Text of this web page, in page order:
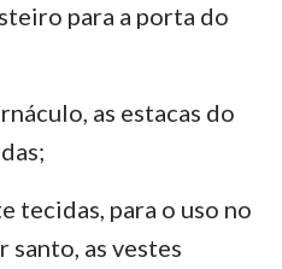
para a porta do
as estacas do
tecidas, para o uso no
as vestes